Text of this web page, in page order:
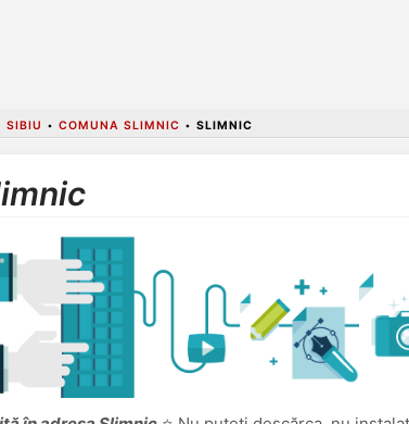
SIBIU • COMUNA SLIMNIC • SLIMNIC